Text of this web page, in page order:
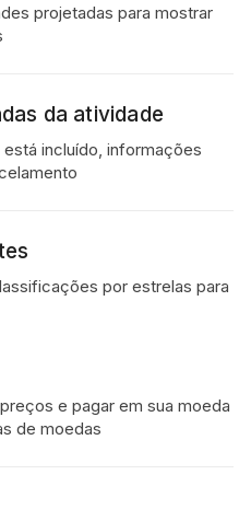
projetadas para mostrar
da atividade
incluído, informações
por estrelas para
e pagar em sua moeda
de moedas